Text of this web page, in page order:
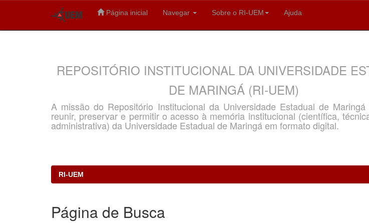
Página inicial Navegar Sobre o RI-UEM Ajuda
REPOSITÓRIO INSTITUCIONAL DA UNIVERSIDADE
DE MARINGÁ (RI-UEM)
A missão do Repositório Institucional da Universidade Estadual de
reunir, preservar e permitir o acesso à memória institucional (científica,
administrativa) da Universidade Estadual de Maringá em formato digital.
RI-UEM
Página de Busca